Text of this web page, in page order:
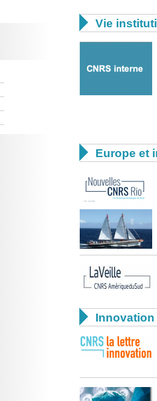
 Vie
 Europe et
